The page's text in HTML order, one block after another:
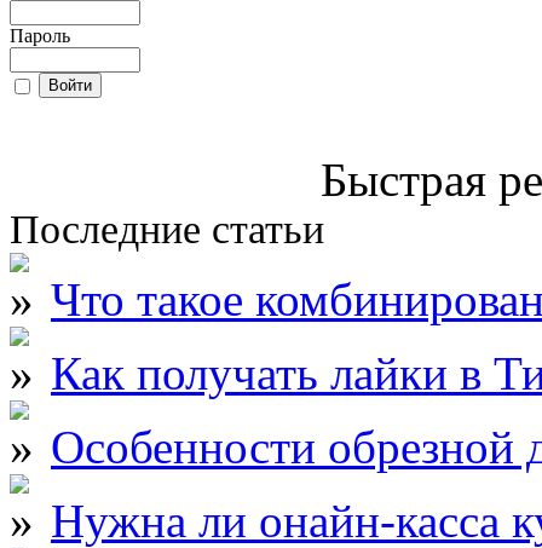
Пароль
Быстрая
Последние статьи
Что такое
Как получать лайки в
Особенности обрезной
Нужна ли онайн-касса